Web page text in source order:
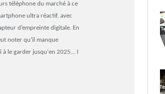
téléphone du marché à ce
ultra réactif, avec
d’empreinte digitale. En
noter qu'il manque
le garder jusqu'en 2025... I